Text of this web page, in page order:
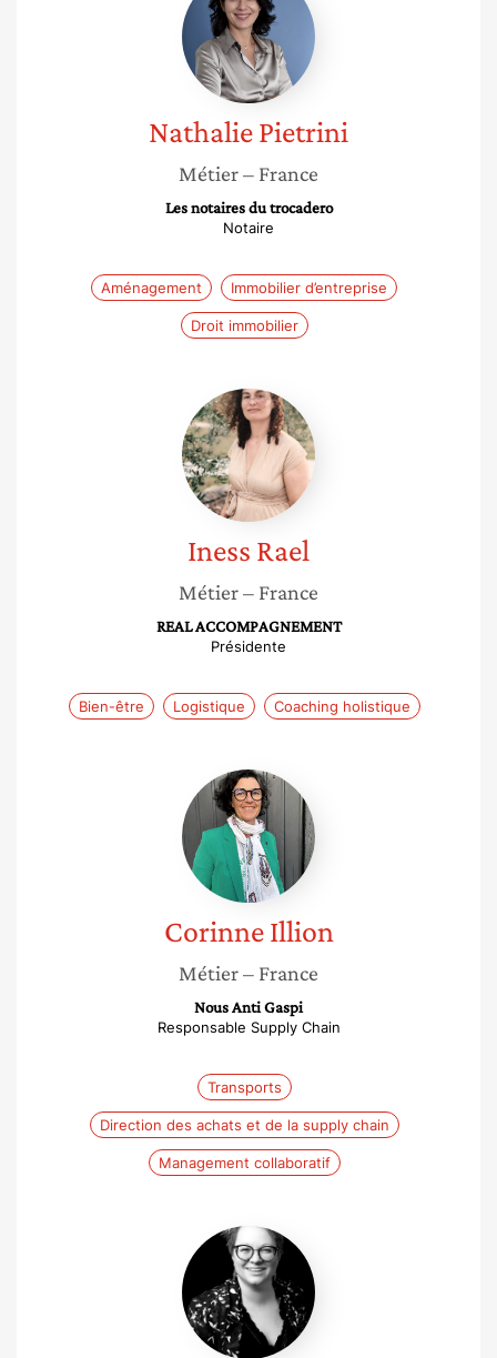
NathaliePietrini
Métier– France
Les notaires du trocadero
Notaire
Aménagement Immobilier d’entreprise
Droit immobilier
Iness
Rael
Iness Rael
Métier– France
REAL ACCOMPAGNEMENT
Présidente
Bien-être Logistique Coaching holistique
Corinne
Illion
Corinne Illion
Métier– France
Nous Anti Gaspi
Responsable Supply Chain
Transports
Direction des achats et de la supply chain
Management collaboratif
Karine
Weber